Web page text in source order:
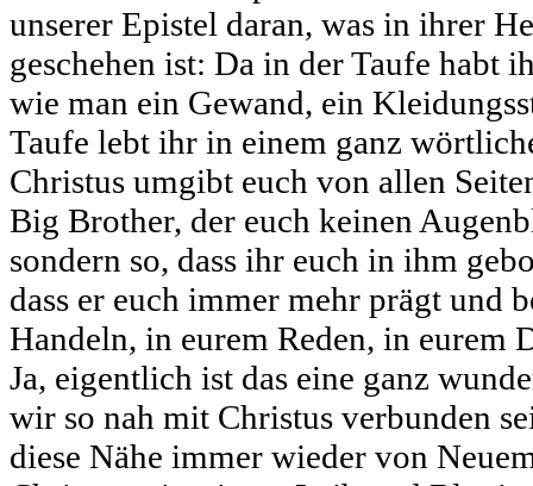
unserer Epistel daran, was in ihrer
geschehen ist: Da in der Taufe habt
wie man ein Gewand, ein
Taufe lebt ihr in einem ganz
Christus umgibt euch von allen
Big Brother, der euch keinen
sondern so, dass ihr euch in ihm
dass er euch immer mehr prägt und
Handeln, in eurem Reden, in eurem
Ja, eigentlich ist das eine ganz
wir so nah mit Christus verbunden
diese Nähe immer wieder von